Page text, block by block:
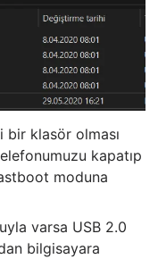
klasör olması
kapatıp
moduna
varsa USB 2.0
bilgisayara